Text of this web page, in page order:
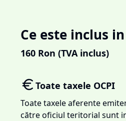
Ce este inclus
160 Ron (TVA inclus)
Toate taxele OCPI
Toate taxele aferente
către oficiul teritorial sunt